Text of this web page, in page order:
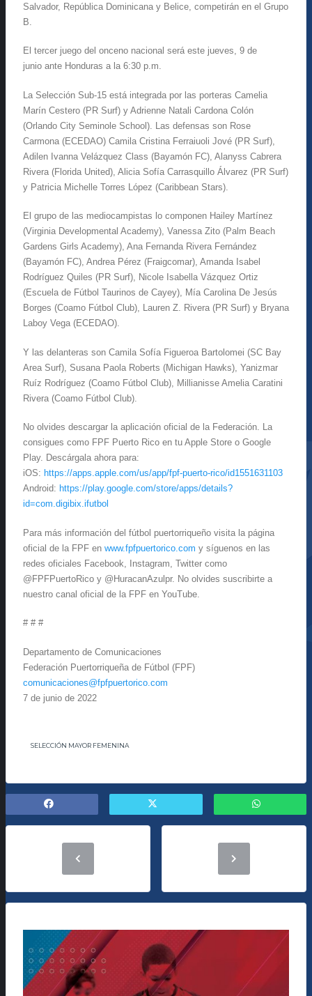
Salvador, República Dominicana y Belice, competirán en el Grupo
B.
El tercer juego del onceno nacional será este jueves, 9 de
junio ante Honduras a la 6:30 p.m.
La Selección Sub-15 está integrada por las porteras Camelia
Marín Cestero (PR Surf) y Adrienne Natali Cardona Colón
(Orlando City Seminole School). Las defensas son Rose
Carmona (ECEDAO) Camila Cristina Ferraiuoli Jové (PR Surf),
Adilen Ivanna Velázquez Class (Bayamón FC), Alanyss Cabrera
Rivera (Florida United), Alicia Sofía Carrasquillo Álvarez (PR Surf)
y Patricia Michelle Torres López (Caribbean Stars).
El grupo de las mediocampistas lo componen Hailey Martínez
(Virginia Developmental Academy), Vanessa Zito (Palm Beach
Gardens Girls Academy), Ana Fernanda Rivera Fernández
(Bayamón FC), Andrea Pérez (Fraigcomar), Amanda Isabel
Rodríguez Quiles (PR Surf), Nicole Isabella Vázquez Ortiz
(Escuela de Fútbol Taurinos de Cayey), Mía Carolina De Jesús
Borges (Coamo Fútbol Club), Lauren Z. Rivera (PR Surf) y Bryana
Laboy Vega (ECEDAO).
Y las delanteras son Camila Sofía Figueroa Bartolomei (SC Bay
Area Surf), Susana Paola Roberts (Michigan Hawks), Yanizmar
Ruíz Rodríguez (Coamo Fútbol Club), Millianisse Amelia Caratini
Rivera (Coamo Fútbol Club).
No olvides descargar la aplicación oficial de la Federación. La
consigues como FPF Puerto Rico en tu Apple Store o Google
Play. Descárgala ahora para:
iOS: https://apps.apple.com/us/app/fpf-puerto-rico/id1551631103
Android: https://play.google.com/store/apps/details?
id=com.digibix.ifutbol
Para más información del fútbol puertorriqueño visita la página
oficial de la FPF en www.fpfpuertorico.com y síguenos en las
redes oficiales Facebook, Instagram, Twitter como
@FPFPuertoRico y @HuracanAzulpr. No olvides suscribirte a
nuestro canal oficial de la FPF en YouTube.
# # #
Departamento de Comunicaciones
Federación Puertorriqueña de Fútbol (FPF)
comunicaciones@fpfpuertorico.com
7 de junio de 2022
SELECCIÓN MAYOR FEMENINA